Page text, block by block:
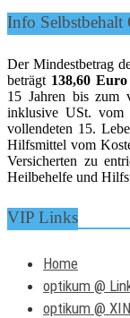
Info Selbstbehalt
Der Mindestbetrag
beträgt 138,60 Euro
15 Jahren bis zum
inklusive USt. vom
vollendeten 15.
Hilfsmittel vom
Versicherten zu
Heilbehelfe und
VIP Links
Home
optikum @
optikum @